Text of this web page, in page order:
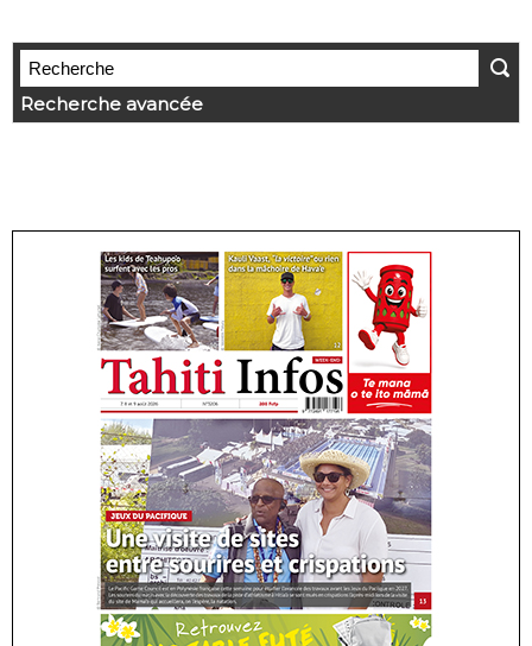
Recherche avancée